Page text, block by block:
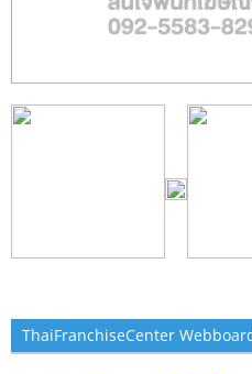
ThaiFranchiseCenter